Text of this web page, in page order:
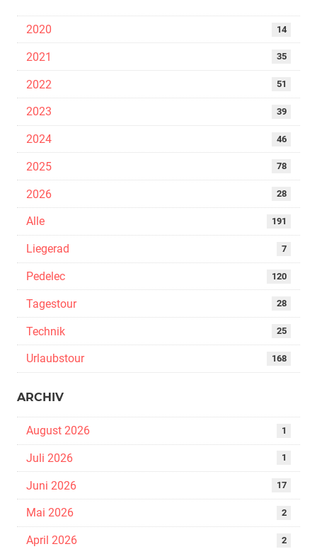
2020 14
2021 35
2022 51
2023 39
2024 46
2025 78
2026 28
Alle 191
Liegerad 7
Pedelec 120
Tagestour 28
Technik 25
Urlaubstour 168
ARCHIV
August 2026 1
Juli 2026 1
Juni 2026 17
Mai 2026 2
April 2026 2